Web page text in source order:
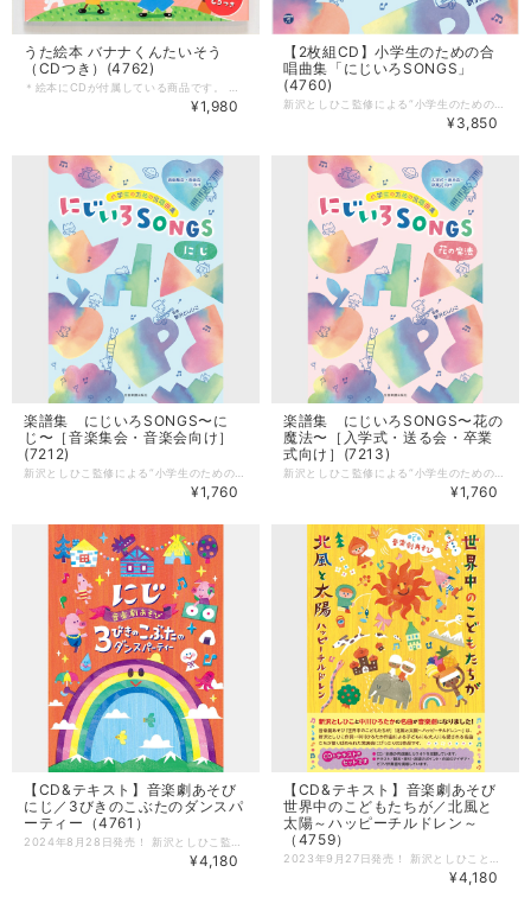
うた絵本 バナナくんたいそう
（CDつき）(4762)
¥1,980
【2枚組CD】小学生のための合
唱曲集「にじいろSONGS」
(4760)
¥3,850
楽譜集 にじいろSONGS〜に
じ〜［音楽集会・音楽会向け］
(7212)
¥1,760
楽譜集 にじいろSONGS〜花の
魔法〜［入学式・送る会・卒業
式向け］(7213)
¥1,760
【CD&テキスト】音楽劇あそび
にじ／3びきのこぶたのダンスパ
ーティー（4761）
¥4,180
【CD&テキスト】音楽劇あそび
世界中のこどもたちが／北風と
太陽～ハッピーチルドレン～
（4759）
¥4,180